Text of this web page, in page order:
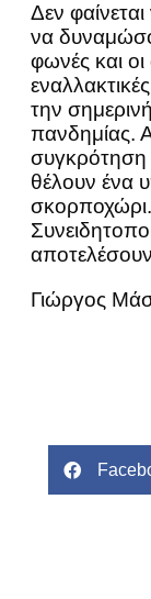
Δεν
να
φωνές και οι
την
πανδημίας.
συγκρότηση
θέλουν ένα
Γιώργος